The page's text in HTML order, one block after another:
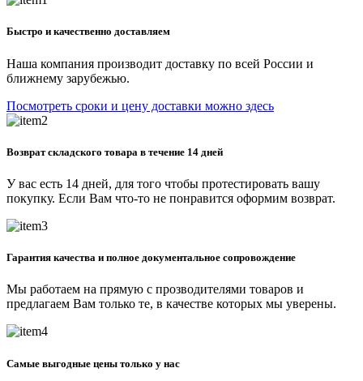
Быстро и качественно доставляем
Наша компания производит доставку по всей России и
ближнему зарубежью.
Посмотреть сроки и цену доставки можно здесь
Возврат складского товара в течение 14 дней
У вас есть 14 дней, для того чтобы протестировать вашу
покупку. Если Вам что-то не понравится оформим возврат.
Гарантия качества и полное документальное сопровождение
Мы работаем на прямую с прозводителями товаров и
предлагаем Вам только те, в качестве которых мы уверены.
Самые выгодные цены только у нас